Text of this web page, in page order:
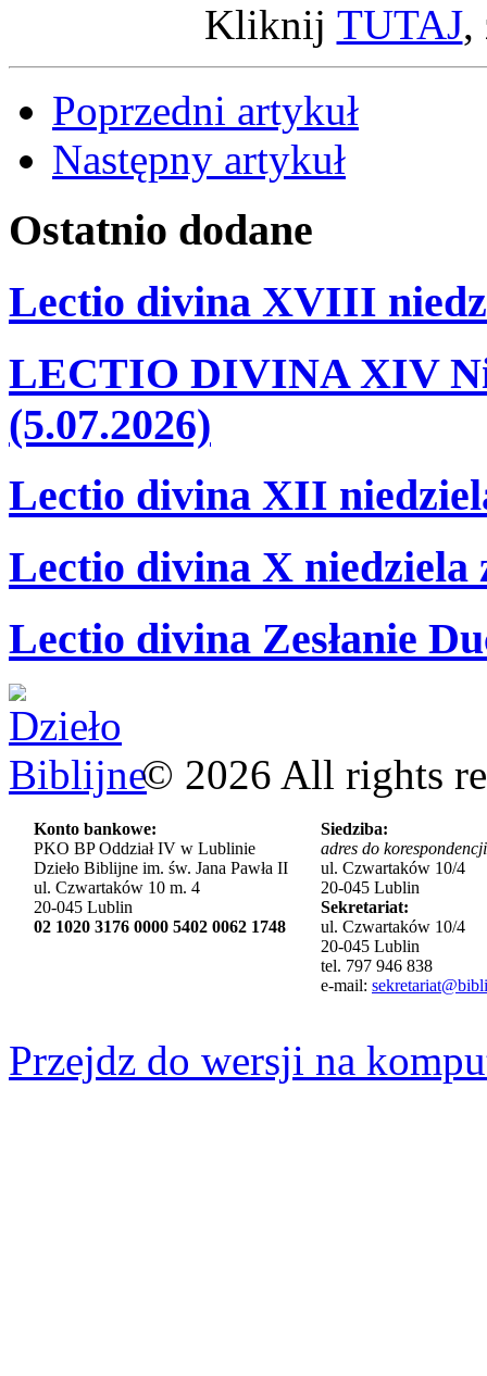
Kliknij TUTAJ,
Poprzedni artykuł
Następny artykuł
Ostatnio dodane
Lectio divina XVIII
LECTIO DIVINA XIV
(5.07.2026)
Lectio divina XII
Lectio divina X niedziela
Lectio divina Zesłanie
© 2026 All rights
Konto bankowe:
PKO BP Oddział IV w Lublinie
Dzieło Biblijne im. św. Jana Pawła II
ul. Czwartaków 10 m. 4
20-045 Lublin
02 1020 3176 0000 5402 0062 1748
Siedziba:
adres do
ul. Czwartaków 10/4
20-045 Lublin
Sekretariat:
ul. Czwartaków 10/4
20-045 Lublin
tel. 797 946 838
e-mail:
Przejdz do wersji na